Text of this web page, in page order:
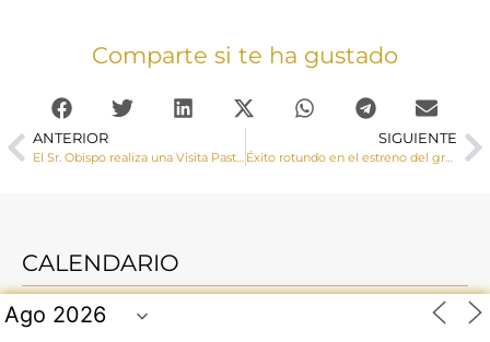
Comparte si te ha gustado
ANTERIOR
El Sr. Obispo realiza una Visita Pastoral a Alconchel de la Estrella
SIGUIENTE
Éxito rotundo en el estreno del gran musical ‘Original, el paso de Carlo’ sobre la vida del beato Carlo Acutis en Cuenca
CALENDARIO